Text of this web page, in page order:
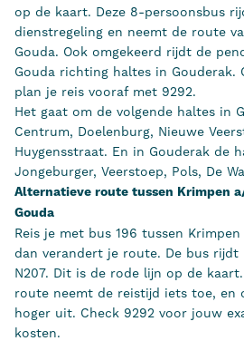
op de kaart. Deze 8-persoonsbus
dienstregeling en neemt de route
Gouda. Ook omgekeerd rijdt de
Gouda richting haltes in Gouderak.
plan je reis vooraf met 9292.
Het gaat om de volgende haltes in
Centrum, Doelenburg, Nieuwe
Huygensstraat. En in Gouderak de
Jongeburger, Veerstoep, Pols, De
Alternatieve route tussen Krimpen
Gouda
Reis je met bus 196 tussen
dan verandert je route. De bus rijdt
N207. Dit is de rode lijn op de
route neemt de reistijd iets toe, en
hoger uit. Check 9292 voor jouw
kosten.